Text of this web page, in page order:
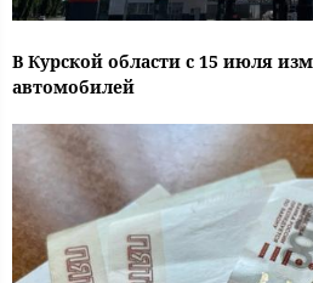
В Курской области с 15 июля
автомобилей